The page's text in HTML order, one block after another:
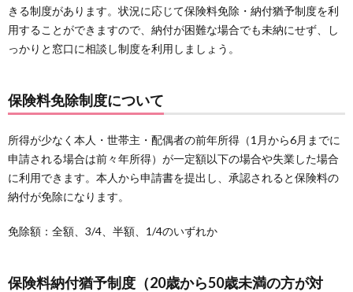
きる制度があります。状況に応じて保険料免除・納付猶予制度を利
用することができますので、納付が困難な場合でも未納にせず、し
っかりと窓口に相談し制度を利用しましょう。
保険料免除制度について
所得が少なく本人・世帯主・配偶者の前年所得（1月から6月までに
申請される場合は前々年所得）が一定額以下の場合や失業した場合
に利用できます。本人から申請書を提出し、承認されると保険料の
納付が免除になります。
免除額：全額、3/4、半額、1/4のいずれか
保険料納付猶予制度（20歳から50歳未満の方が対